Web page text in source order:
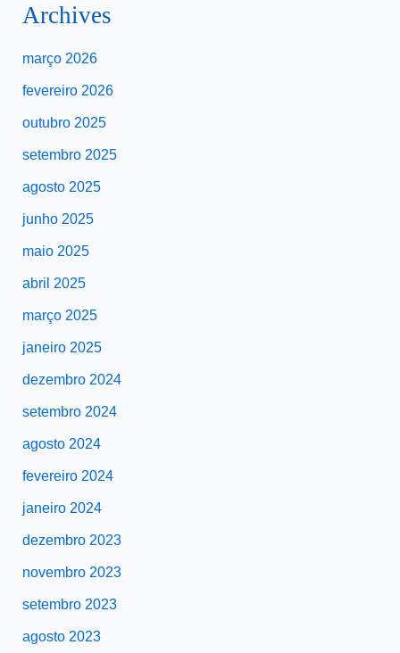
Archives
março 2026
fevereiro 2026
outubro 2025
setembro 2025
agosto 2025
junho 2025
maio 2025
abril 2025
março 2025
janeiro 2025
dezembro 2024
setembro 2024
agosto 2024
fevereiro 2024
janeiro 2024
dezembro 2023
novembro 2023
setembro 2023
agosto 2023